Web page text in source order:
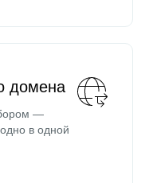
домена
—
в одной